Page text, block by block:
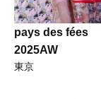
pays des fées
2025AW
東京